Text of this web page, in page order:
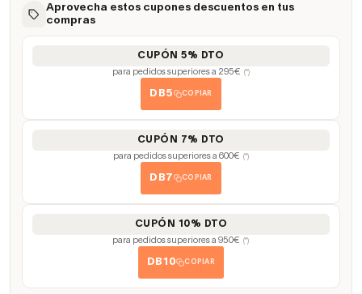
Aprovecha estos cupones descuentos en tus
compras
CUPÓN 5% DTO
para pedidos superiores a 295€ (*)
DB5 COPIAR
CUPÓN 7% DTO
para pedidos superiores a 600€ (*)
DB7 COPIAR
CUPÓN 10% DTO
para pedidos superiores a 950€ (*)
DB10 COPIAR